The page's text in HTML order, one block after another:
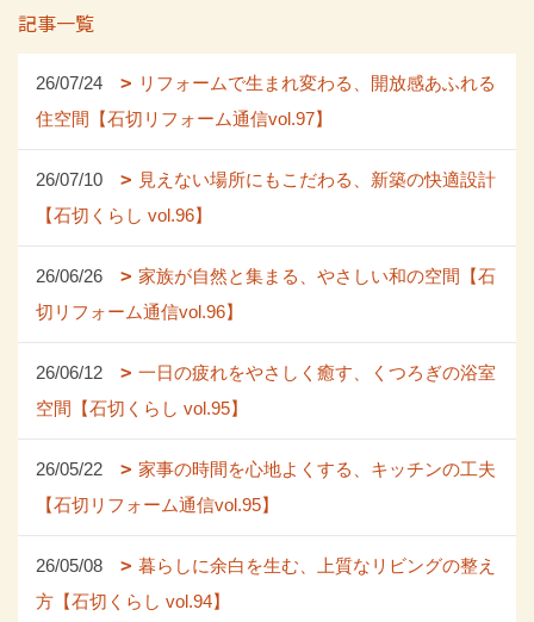
記事一覧
26/07/24
リフォームで生まれ変わる、開放感あふれる
住空間【石切リフォーム通信vol.97】
26/07/10
見えない場所にもこだわる、新築の快適設計
【石切くらし vol.96】
26/06/26
家族が自然と集まる、やさしい和の空間【石
切リフォーム通信vol.96】
26/06/12
一日の疲れをやさしく癒す、くつろぎの浴室
空間【石切くらし vol.95】
26/05/22
家事の時間を心地よくする、キッチンの工夫
【石切リフォーム通信vol.95】
26/05/08
暮らしに余白を生む、上質なリビングの整え
方【石切くらし vol.94】